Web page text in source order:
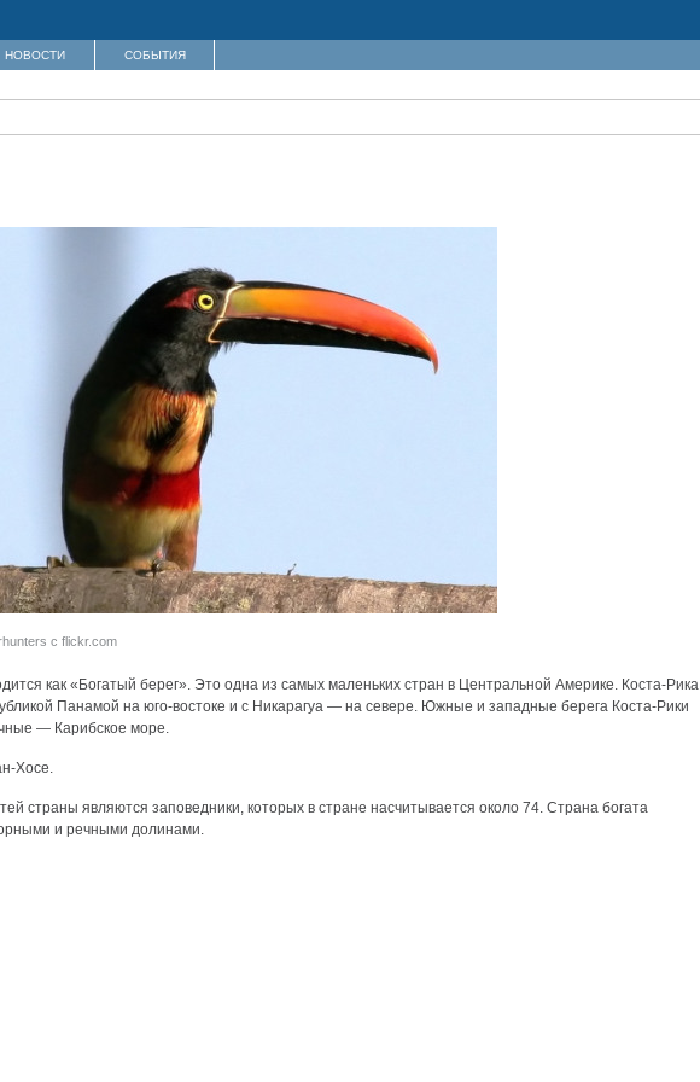
НОВОСТИ СОБЫТИЯ
с flickr.com
как «Богатый берег». Это одна из самых маленьких стран в Центральной Америке. Коста-Рика
Панамой на юго-востоке и с Никарагуа — на севере. Южные и западные берега Коста-Рики
— Карибское море.
Хосе.
страны являются заповедники, которых в стране насчитывается около 74. Страна богата
и речными долинами.